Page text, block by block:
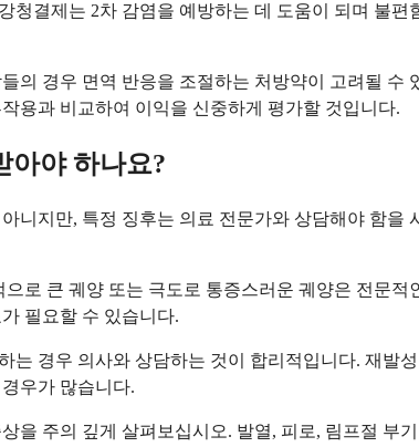
청결제는 2차 감염을 예방하는 데 도움이 되며 불
의 경우 면역 반응을 조절하는 처방약이 고려될
용과 비교하여 이익을 신중하게 평가할 것입니다.
아야 하나요?
니지만, 특정 징후는 의료 전문가와 상담해야 함
로 큰 궤양 또는 극도로 통증스러운 궤양은 전문
필요할 수 있습니다.
는 경우 의사와 상담하는 것이 합리적입니다. 재발
우가 많습니다.
을 주의 깊게 살펴보십시오. 발열, 피로, 림프절